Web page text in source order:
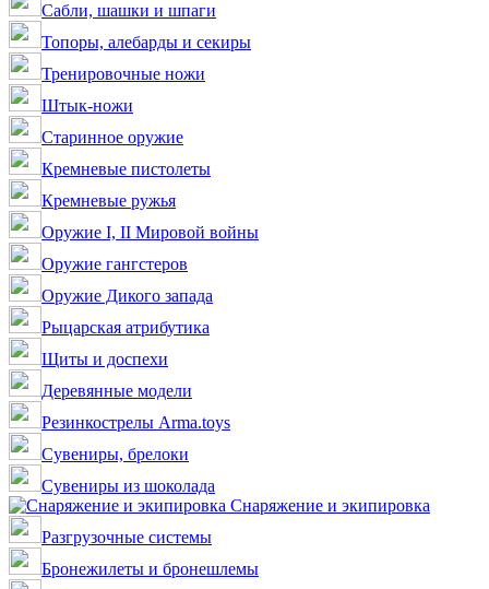
Сабли, шашки и шпаги
Топоры, алебарды и секиры
Тренировочные ножи
Штык-ножи
Старинное оружие
Кремневые пистолеты
Кремневые ружья
Оружие I, II Мировой войны
Оружие гангстеров
Оружие Дикого запада
Рыцарская атрибутика
Щиты и доспехи
Деревянные модели
Резинкострелы Arma.toys
Сувениры, брелоки
Сувениры из шоколада
Снаряжение и экипировка
Разгрузочные системы
Бронежилеты и бронешлемы